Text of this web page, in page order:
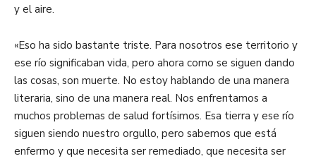
y el aire.
«Eso ha sido bastante triste. Para nosotros ese territorio y
ese río significaban vida, pero ahora como se siguen dando
las cosas, son muerte. No estoy hablando de una manera
literaria, sino de una manera real. Nos enfrentamos a
muchos problemas de salud fortísimos. Esa tierra y ese río
siguen siendo nuestro orgullo, pero sabemos que está
enfermo y que necesita ser remediado, que necesita ser